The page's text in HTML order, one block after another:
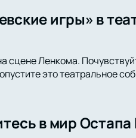
игры» в
сцене Ленкома.
это театральное
в мир Остапа